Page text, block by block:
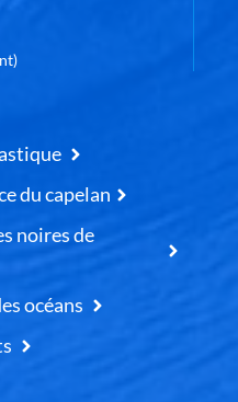
du capelan
noires de
océans